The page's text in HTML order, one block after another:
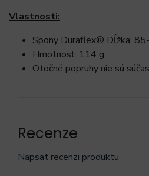
Vlastnosti:
Spony Duraflex® Dĺžka:
Hmotnosť: 114 g
Otočné popruhy nie sú
Recenze
Napsat recenzi produktu